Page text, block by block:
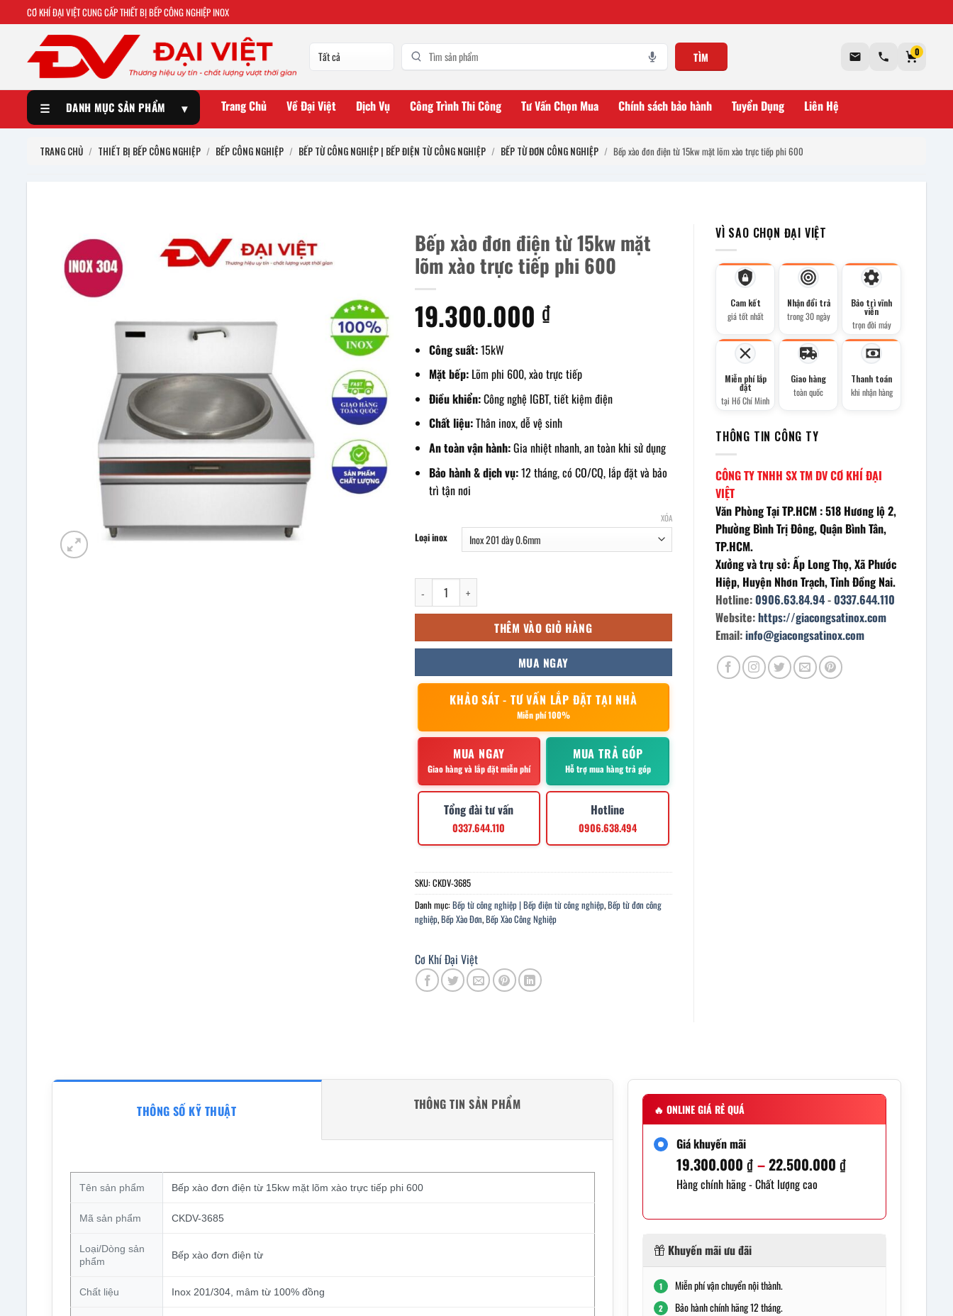
CƠ KHÍ ĐẠI VIỆT CUNG CẤP THIẾT BỊ BẾP CÔNG NGHIỆP INOX
TÌM 0
☰ DANH MỤC SẢN PHẨM ▾ Trang Chủ Về Đại Việt Dịch Vụ Công Trình Thi Công Tư Vấn Chọn Mua Chính sách bảo hành Tuyển Dụng Liên Hệ
TRANG CHỦ / THIẾT BỊ BẾP CÔNG NGHIỆP / BẾP CÔNG NGHIỆP / BẾP TỪ CÔNG NGHIỆP | BẾP ĐIỆN TỪ CÔNG NGHIỆP / BẾP TỪ ĐƠN CÔNG NGHIỆP / Bếp xào đơn điện từ 15kw mặt lõm xào trực tiếp phi 600
Bếp xào đơn điện từ 15kw mặt
lõm xào trực tiếp phi 600
19.300.000 ₫
Công suất:15kW
Mặt bếp: Lõm phi 600, xào trực tiếp
Điều khiển:Công nghệ IGBT, tiết kiệm điện
Chất liệu:Thân inox, dễ vệ sinh
An toàn vận hành:Gia nhiệt nhanh, an toàn khi sử dụng
Bảo hành & dịch vụ:12 tháng, có CO/CQ, lắp đặt và bảo
trì tận nơi
Loại inox
XÓA
Bếp xào đơn điện từ 15kw mặt lõm xào trực tiếp phi 600 số lượng
THÊM VÀO GIỎ HÀNG
MUA NGAY
KHẢO SÁT - TƯ VẤN LẮP ĐẶT TẠI NHÀ
Miễn phí 100%
MUA NGAY
Giao hàng và lắp đặt miễn phí
MUA TRẢ GÓP
Hỗ trợ mua hàng trả góp
Tổng đài tư vấn
0337.644.110
Hotline
0906.638.494
SKU:CKDV-3685
Danh mục:Bếp từ công nghiệp | Bếp điện từ công nghiệp,Bếp từ đơn công
nghiệp,Bếp Xào Đơn,Bếp Xào Công Nghiệp
Cơ Khí Đại Việt
VÌ SAO CHỌN ĐẠI VIỆT
Cam kết
giá tốt nhất
Nhận đổi trả
trong 30 ngày
Bảo trì vĩnh
viễn
trọn đời máy
Miễn phí lắp
đặt
tại Hồ Chí Minh
Giao hàng
toàn quốc
Thanh toán
khi nhận hàng
THÔNG TIN CÔNG TY
CÔNG TY TNHH SX TM DV CƠ KHÍ ĐẠI
VIỆT
Văn Phòng Tại TP.HCM : 518 Hương lộ 2,
Phường Bình Trị Đông, Quận Bình Tân,
TP.HCM.
Xưởng và trụ sở: Ấp Long Thọ, Xã Phước
Hiệp, Huyện Nhơn Trạch, Tỉnh Đồng Nai.
Hotline:0906.63.84.94-0337.644.110
Website:https://giacongsatinox.com
Email:info@giacongsatinox.com
THÔNG SỐ KỸ THUẬT THÔNG TIN SẢN PHẨM
Tên sản phẩm Bếp xào đơn điện từ 15kw mặt lõm xào trực tiếp phi 600
Mã sản phẩm CKDV-3685
Loại/Dòng sản
phẩm
Bếp xào đơn điện từ
Chất liệu Inox 201/304, mâm từ 100% đồng
🔥 ONLINE GIÁ RẺ QUÁ
Giá khuyến mãi
19.300.000 ₫ –22.500.000 ₫
Hàng chính hãng - Chất lượng cao
Khuyến mãi ưu đãi
1 Miễn phí vận chuyển nội thành.
2 Bảo hành chính hãng 12 tháng.